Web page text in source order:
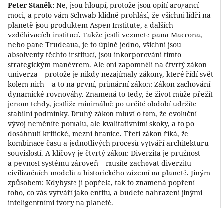
Peter Staněk: Ne, jsou hloupí, protože jsou opití arogancí
moci, a proto vám Schwab klidně prohlásí, že všichni lídři na
planetě jsou produktem Aspen Institute, a dalších
vzdělávacích institucí. Takže jestli vezmete pana Macrona,
nebo pane Trudeaua, je to úplně jedno, všichni jsou
absolventy těchto institucí, jsou inkorporováni tímto
strategickým manévrem. Ale oni zapomněli na čtvrtý zákon
univerza – protože je nikdy nezajímaly zákony, které řídí svět
kolem nich – a to na první, primární zákon: Zákon zachování
dynamické rovnováhy. Znamená to tedy, že život může přežít
jenom tehdy, jestliže minimálně po určité období udržíte
stabilní podmínky. Druhý zákon mluví o tom, že evoluční
vývoj neměníte pomalu, ale kvalitativními skoky, a to po
dosáhnutí kritické, mezní hranice. Třetí zákon říká, že
kombinace času a jednotlivých procesů vytváří architekturu
souvislostí. A klíčový je čtvrtý zákon: Diverzita je pružnost
a pevnost systému zároveň – musíte zachovat diverzitu
civilizačních modelů a historického zázemí na planetě. Jiným
způsobem: Kdybyste ji popřela, tak to znamená popření
toho, co vás vytváří jako entitu, a budete nahrazeni jinými
inteligentními tvory na planetě.